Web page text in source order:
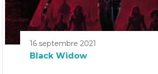
16 septembre 2021
Black Widow